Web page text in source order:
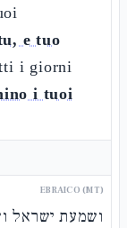
e tuo
i giorni
i tuoi
EBRAICO (MT)
ושמעת ישראל